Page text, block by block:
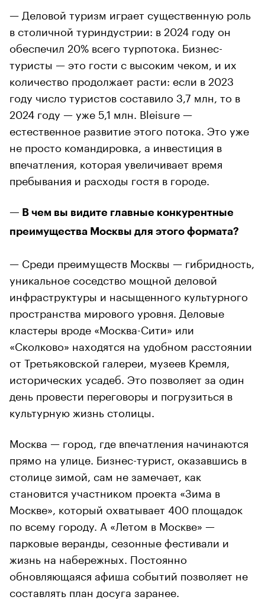
— Деловой туризм играет существенную роль
в столичной туриндустрии: в 2024 году он
обеспечил 20% всего турпотока. Бизнес-
туристы — это гости с высоким чеком, и их
количество продолжает расти: если в 2023
году число туристов составило 3,7 млн, то в
2024 году — уже 5,1 млн. Bleisure —
естественное развитие этого потока. Это уже
не просто командировка, а инвестиция в
впечатления, которая увеличивает время
пребывания и расходы гостя в городе.
— В чем вы видите главные конкурентные
преимущества Москвы для этого формата?
— Среди преимуществ Москвы — гибридность,
уникальное соседство мощной деловой
инфраструктуры и насыщенного культурного
пространства мирового уровня. Деловые
кластеры вроде «Москва-Сити» или
«Сколково» находятся на удобном расстоянии
от Третьяковской галереи, музеев Кремля,
исторических усадеб. Это позволяет за один
день провести переговоры и погрузиться в
культурную жизнь столицы.
Москва — город, где впечатления начинаются
прямо на улице. Бизнес-турист, оказавшись в
столице зимой, сам не замечает, как
становится участником проекта «Зима в
Москве», который охватывает 400 площадок
по всему городу. А «Летом в Москве» —
парковые веранды, сезонные фестивали и
жизнь на набережных. Постоянно
обновляющаяся афиша событий позволяет не
составлять план досуга заранее.